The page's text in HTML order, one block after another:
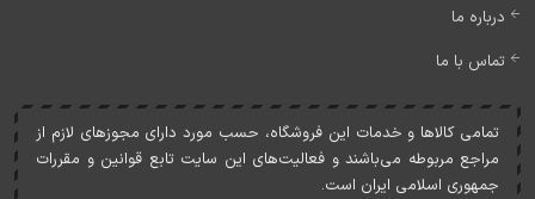
درباره ما
تماس با ما
تمامی کالاها و خدمات اين فروشگاه، حسب مورد دارای مجوزهای لازم از
مراجع مربوطه می‌باشند و فعاليت‌های اين سايت تابع قوانين و مقررات
جمهوری اسلامی ايران است.